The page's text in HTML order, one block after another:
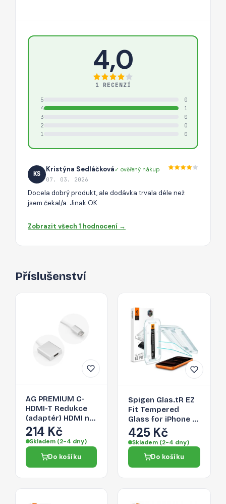
4,0
1 RECENZÍ
5
0
4
1
3
0
2
0
1
0
KS
Kristýna Sedláčková✓ ověřený nákup
07. 03. 2026
Docela dobrý produkt, ale dodávka trvala déle než
jsem čekal/a. Jinak OK.
Zobrazit všech 1 hodnocení →
Příslušenství
AG PREMIUM C-
HDMI-T Redukce
(adaptér) HDMI na
USB-C 3.1, délka
17cm, bílo-stříbrná
214 Kč
Skladem (2-4 dny)
Do košíku
Spigen Glas.tR EZ
Fit Tempered
Glass for iPhone 16
Pro Max / 17 Pro
Max - 2 pcs.
425 Kč
Skladem (2-4 dny)
Do košíku